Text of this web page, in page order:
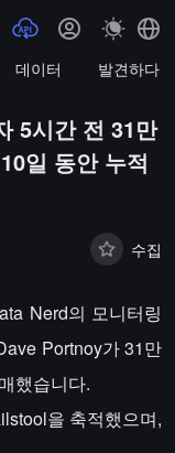
데이터 발견하다
5시간 전 31만
일 동안 누적
수집
Nerd의 모니터링
Portnoy가 31만
했습니다.
을 축적했으며,